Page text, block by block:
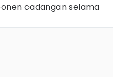
cadangan selama